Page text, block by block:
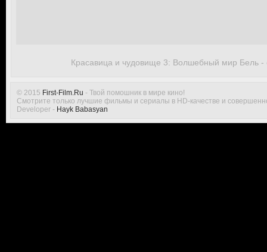
Красавица и чудовище 3: Волшебный мир Бель -
© 2015 First-Film.Ru - Твой помошник в мире кино!
Смотрите только лучшие фильмы и сериалы в HD-качестве и
Developer - Hayk Babasyan